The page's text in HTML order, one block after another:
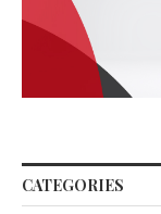
CATEGORIES